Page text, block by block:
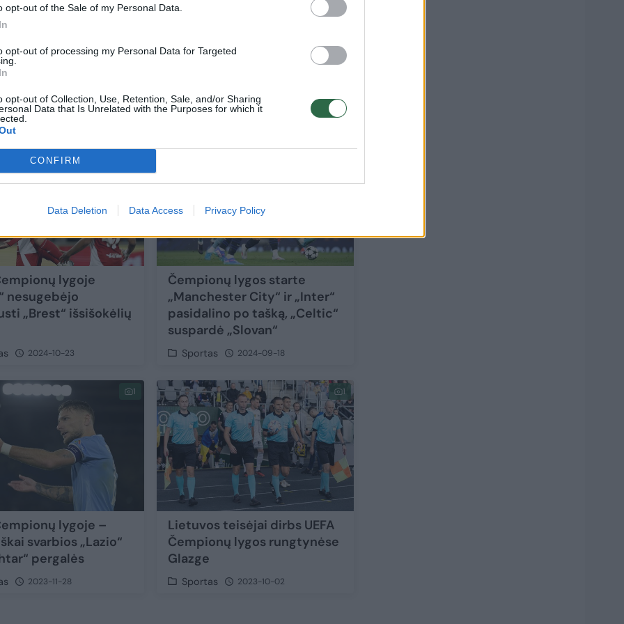
opt-out of the Sale of my Personal Data.
opt-out of processing my Personal Data for Targeted
opt-out of Collection, Use, Retention, Sale, and/or Sharing
Data that Is Unrelated with the Purposes for which it
CONFIRM
Data Deletion Data Access Privacy Policy
Skirtingi grandų vakarai Čempionų lygoje: PSG
Sportas 2025-01-22
7
lygoje
nesugebėjo
„Brest“ išsišokėlių
2024-10-23
6
Čempionų lygos starte
„Manchester City“ ir „Inter“
pasidalino po tašką, „Celtic“
suspardė „Slovan“
Sportas 2024-09-18
1
lygoje –
svarbios „Lazio“
pergalės
2023-11-28
1
Lietuvos teisėjai dirbs UEFA
Čempionų lygos rungtynėse
Glazge
Sportas 2023-10-02